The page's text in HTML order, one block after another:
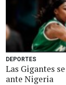
DEPORTES
Las Gigantes
ante Nigeria